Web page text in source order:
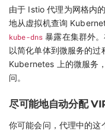
由于 Istio 代理为网格内
地从虚拟机查询
kube-dns 暴露在集群外
以简化单体到微服务的
Kubernetes 上的微服务
问。
尽可能地自动分配
你可能会问，代理中的这